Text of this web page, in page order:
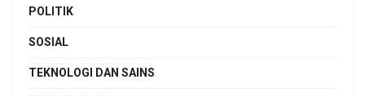
POLITIK
SOSIAL
TEKNOLOGI DAN SAINS